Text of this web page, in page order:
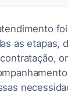
as etapas,